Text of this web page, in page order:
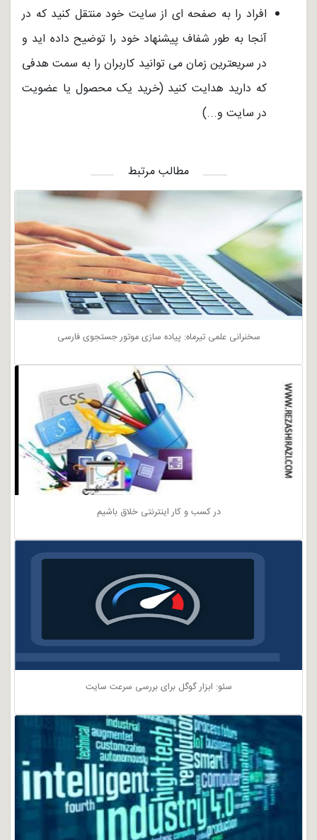
افراد را به صفحه ای از سایت خود منتقل کنید که در
آنجا به طور شفاف پیشنهاد خود را توضیح داده اید و
در سریعترین زمان می توانید کاربران را به سمت هدفی
که دارید هدایت کنید (خرید یک محصول یا عضویت
در سایت و...)
مطالب مرتبط
سخنرانی علمی تیرماه: پیاده سازی موتور جستجوی فارسی
در کسب و کار اینترنتی خلاق باشیم
سئو: ابزار گوگل برای بررسی سرعت سایت